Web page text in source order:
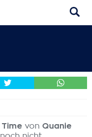
Time von Quanie